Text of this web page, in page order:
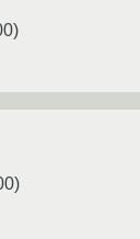
)
)